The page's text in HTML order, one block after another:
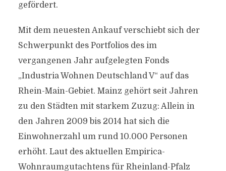
gefördert.
Mit dem neuesten Ankauf verschiebt sich der
Schwerpunkt des Portfolios des im
vergangenen Jahr aufgelegten Fonds
„Industria Wohnen Deutschland V“ auf das
Rhein-Main-Gebiet. Mainz gehört seit Jahren
zu den Städten mit starkem Zuzug: Allein in
den Jahren 2009 bis 2014 hat sich die
Einwohnerzahl um rund 10.000 Personen
erhöht. Laut des aktuellen Empirica-
Wohnraumgutachtens für Rheinland-Pfalz